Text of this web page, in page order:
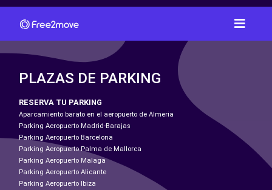
PLAZAS DE PARKING
RESERVA TU PARKING
Aparcamiento barato en el aeropuerto de Almeria
Parking Aeropuerto Madrid-Barajas
Parking Aeropuerto Barcelona
Parking Aeropuerto Palma de Mallorca
Parking Aeropuerto Malaga
Parking Aeropuerto Alicante
Parking Aeropuerto Ibiza